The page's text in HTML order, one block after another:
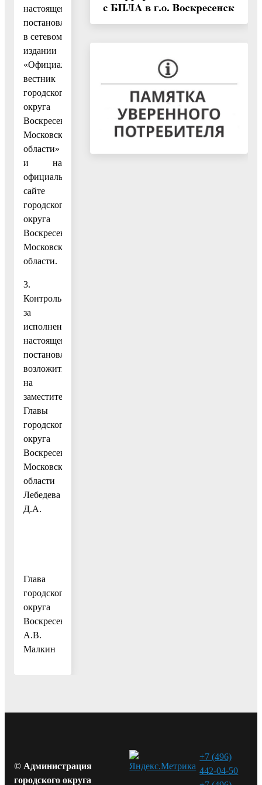
настоящего
постановления
в сетевом
издании
«Официальный
вестник
городского
округа
Воскресенск
Московской
области»
и на
официальном
сайте
городского
округа
Воскресенск
Московской
области.
3.
Контроль
за
исполнением
настоящего
постановления
возложить
на
заместителя
Главы
городского
округа
Воскресенск
Московской
области
Лебедева
Д.А.
Глава
городского
округа
Воскресенск
А.В.
Малкин
© Администрация
городского округа
+7 (496)
442-04-50